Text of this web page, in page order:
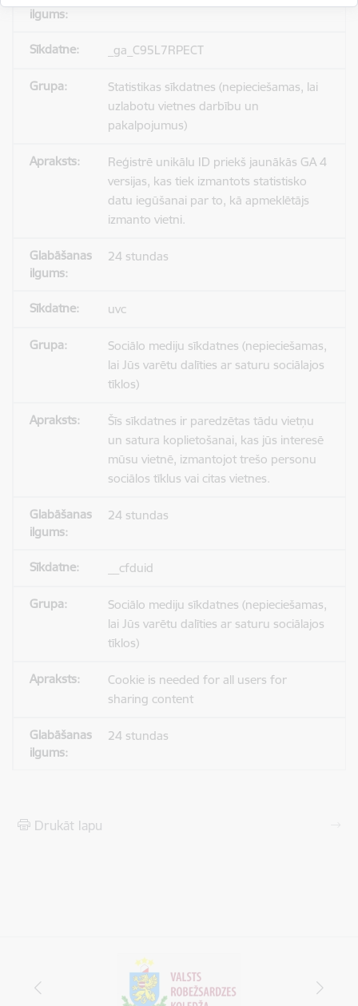
_ga_C95L7RPECT
Statistikas sīkdatnes (nepieciešamas, lai
uzlabotu vietnes darbību un
pakalpojumus)
Reģistrē unikālu ID priekš jaunākās GA 4
versijas, kas tiek izmantots statistisko
datu iegūšanai par to, kā apmeklētājs
izmanto vietni.
24 stundas
uvc
Sociālo mediju sīkdatnes (nepieciešamas,
lai Jūs varētu dalīties ar saturu sociālajos
tīklos)
Šīs sīkdatnes ir paredzētas tādu vietņu
un satura koplietošanai, kas jūs interesē
mūsu vietnē, izmantojot trešo personu
sociālos tīklus vai citas vietnes.
24 stundas
__cfduid
Sociālo mediju sīkdatnes (nepieciešamas,
lai Jūs varētu dalīties ar saturu sociālajos
tīklos)
Cookie is needed for all users for
sharing content
24 stundas
Drukāt lapu